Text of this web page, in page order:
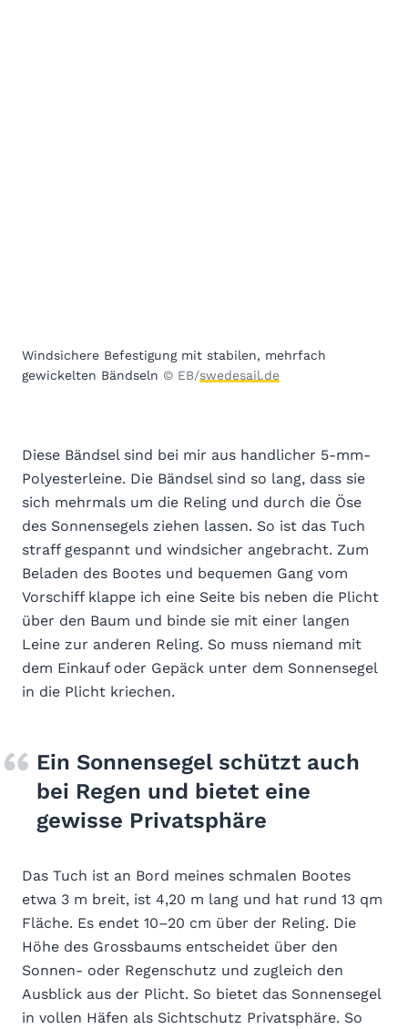
Windsichere Befestigung mit stabilen, mehrfach
gewickelten Bändseln © EB/swedesail.de
Diese Bändsel sind bei mir aus handlicher 5-mm-
Polyesterleine. Die Bändsel sind so lang, dass sie
sich mehrmals um die Reling und durch die Öse
des Sonnensegels ziehen lassen. So ist das Tuch
straff gespannt und windsicher angebracht. Zum
Beladen des Bootes und bequemen Gang vom
Vorschiff klappe ich eine Seite bis neben die Plicht
über den Baum und binde sie mit einer langen
Leine zur anderen Reling. So muss niemand mit
dem Einkauf oder Gepäck unter dem Sonnensegel
in die Plicht kriechen.
Ein Sonnensegel schützt auch
bei Regen und bietet eine
gewisse Privatsphäre
Das Tuch ist an Bord meines schmalen Bootes
etwa 3 m breit, ist 4,20 m lang und hat rund 13 qm
Fläche. Es endet 10–20 cm über der Reling. Die
Höhe des Grossbaums entscheidet über den
Sonnen- oder Regenschutz und zugleich den
Ausblick aus der Plicht. So bietet das Sonnensegel
in vollen Häfen als Sichtschutz Privatsphäre. So